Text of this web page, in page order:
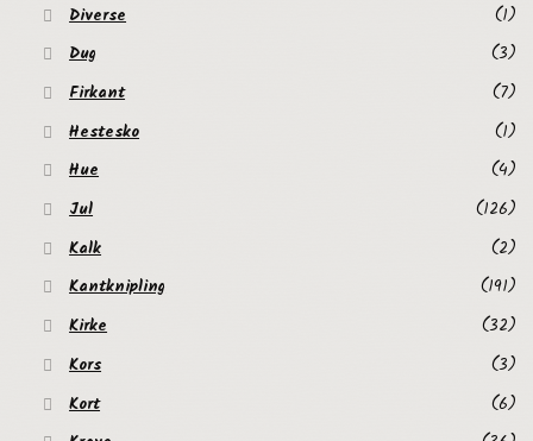
Diverse
(1)
Dug
(3)
Firkant
(7)
Hestesko
(1)
Hue
(4)
Jul
(126)
Kalk
(2)
Kantknipling
(191)
Kirke
(32)
Kors
(3)
Kort
(6)